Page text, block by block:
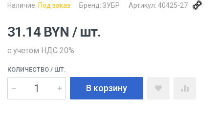
Наличие: Под заказ Бренд: ЗУБР Артикул: 40425-27
31.14 BYN / шт.
с учетом НДС 20%
КОЛИЧЕСТВО / ШТ.
В корзину